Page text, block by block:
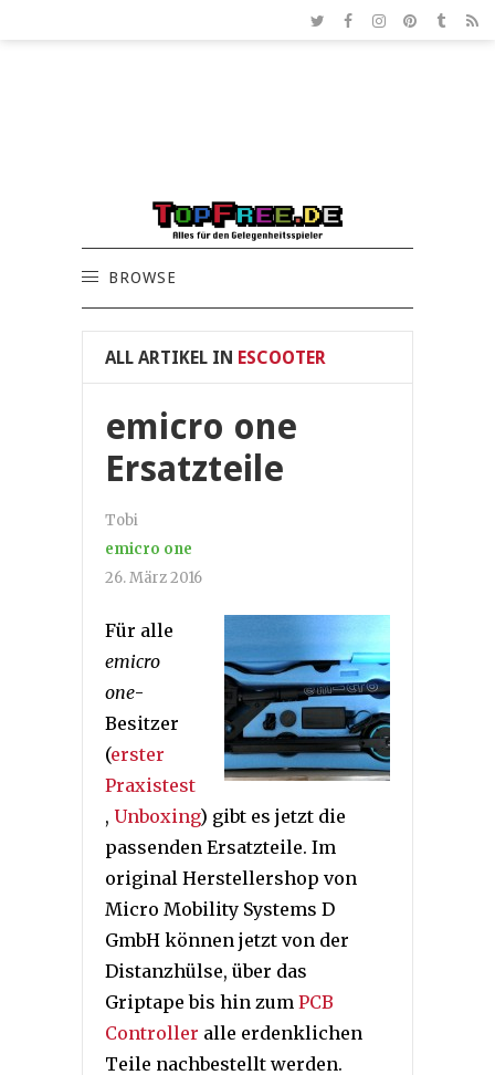
BROWSE
ALL ARTIKEL IN ESCOOTER
emicro one
Ersatzteile
Tobi
emicro one
26. März 2016
Für alle
emicro
one-
Besitzer
(erster
Praxistest
, Unboxing) gibt es jetzt die
passenden Ersatzteile. Im
original Herstellershop von
Micro Mobility Systems D
GmbH können jetzt von der
Distanzhülse, über das
Griptape bis hin zum PCB
Controller alle erdenklichen
Teile nachbestellt werden.